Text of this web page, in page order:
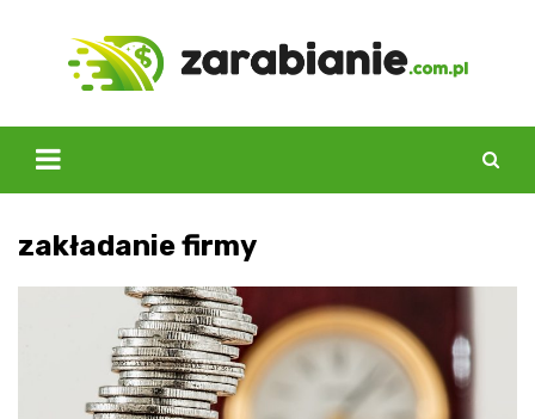
zakładanie firmy